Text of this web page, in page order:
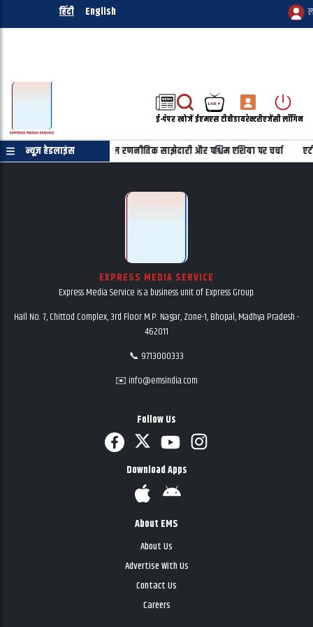
हिंदी English
ई-पेपरखोजेंईएमएस टीवीडायरेक्टरीएजेंसी लॉगिन
न्यूज़ हेडलाइंस
पर बातचीत, भारत-इजरायल रणनीतिक साझेदारी और पश्चिम एशिया पर चर्चा
EXPRESS MEDIA SERVICE
Express Media Service is a business unit of Express Group.
Hall No. 7, Chittod Complex, 3rd Floor M.P. Nagar, Zone-1, Bhopal, Madhya Pradesh -
462011
📞 9713000333
✉️ info@emsindia.com
Follow Us
Download Apps
About EMS
About Us
Advertise With Us
Contact Us
Careers